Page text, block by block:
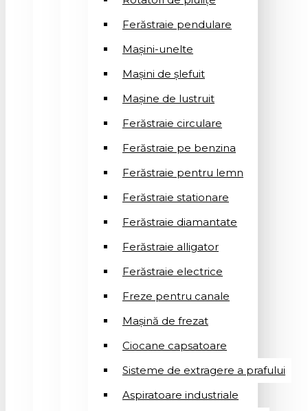
Ferăstraie pendulare
Mașini-unelte
Mașini de șlefuit
Mașinе de lustruit
Ferăstraie circulare
Ferăstraie pe benzina
Ferăstraie pentru lemn
Ferăstraie stationare
Ferăstraie diamantate
Ferăstraie alligator
Ferăstraie electrice
Freze pentru canale
Mașină de frezat
Ciocane capsatoare
Sisteme de extragere a prafului
Aspiratoare industriale